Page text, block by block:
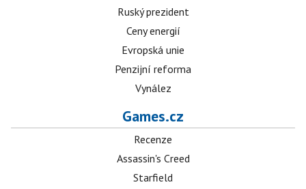
Ruský prezident
Ceny energií
Evropská unie
Penzijní reforma
Vynález
Games.cz
Recenze
Assassin's Creed
Starfield